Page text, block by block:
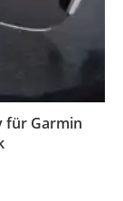
für Garmin